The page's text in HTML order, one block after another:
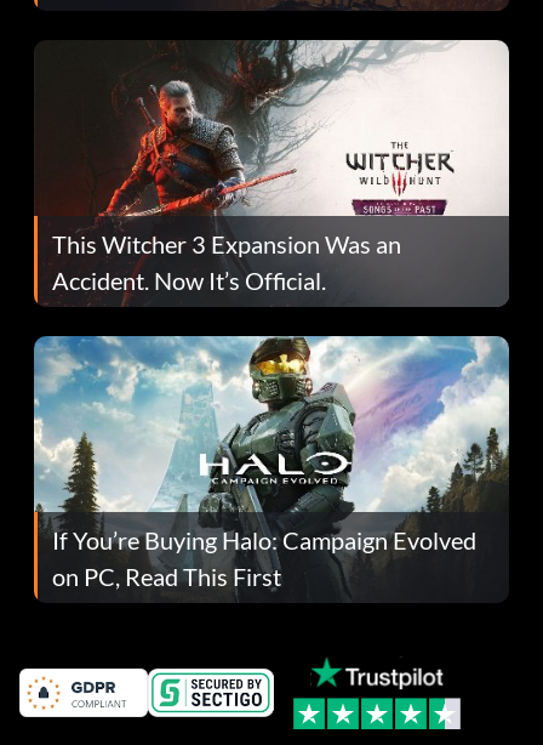
This Witcher 3 Expansion Was an
Accident. Now It’s Official.
If You’re Buying Halo: Campaign Evolved
on PC, Read This First